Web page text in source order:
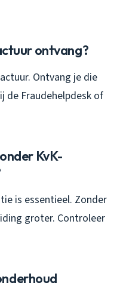
ontvang?
Ontvang je die
de Fraudehelpdesk of
KvK-
is essentieel. Zonder
groter. Controleer